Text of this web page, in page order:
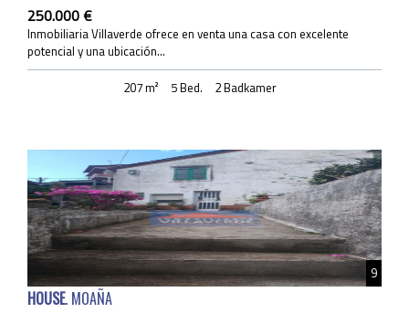
250.000 €
Inmobiliaria Villaverde ofrece en venta una casa con excelente
potencial y una ubicación...
207 m²
5 Bed. 2 Badkamer
9
HOUSE. MOAÑA